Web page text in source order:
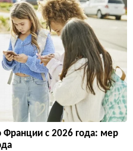
Франции с 2026 года: мер